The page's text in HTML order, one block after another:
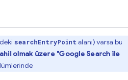
searchEntryPointalanı) varsa bu
olmak üzere "Google Search ile